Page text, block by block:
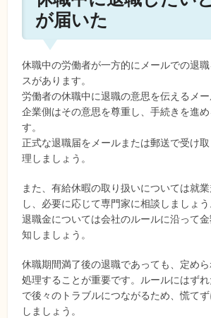
が届いた
休職中の労働者が一方的にメールでの退
スがあります。
労働者の休職中に退職の意思を伝えるメー
企業側はその意思を尊重し、手続きを進
す。
正式な退職届をメールまたは郵送で受け
理しましょう。
また、有給休暇の取り扱いについては就
し、必要に応じて専門家に相談しましょう
退職金については会社のルールに沿って
知しましょう。
休職期間満了後の退職であっても、定め
処理することが重要です。ルールにはず
で後々のトラブルにつながるため、慌て
しましょう。